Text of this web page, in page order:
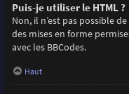
Puis-je utiliser le HTML ?
Non, il n’est pas possible
des mises en forme
avec les BBCodes.
Haut